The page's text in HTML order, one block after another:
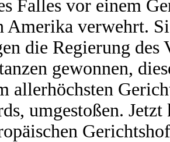
Falles vor einem
Amerika verwehrt.
die Regierung
gewonnen,
allerhöchsten
umgestoßen.